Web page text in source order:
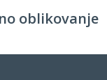
oblikovanje